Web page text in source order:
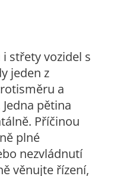
střety vozidel s
jeden z
a
pětina
Příčinou
plné
nezvládnutí
věnujte řízení,